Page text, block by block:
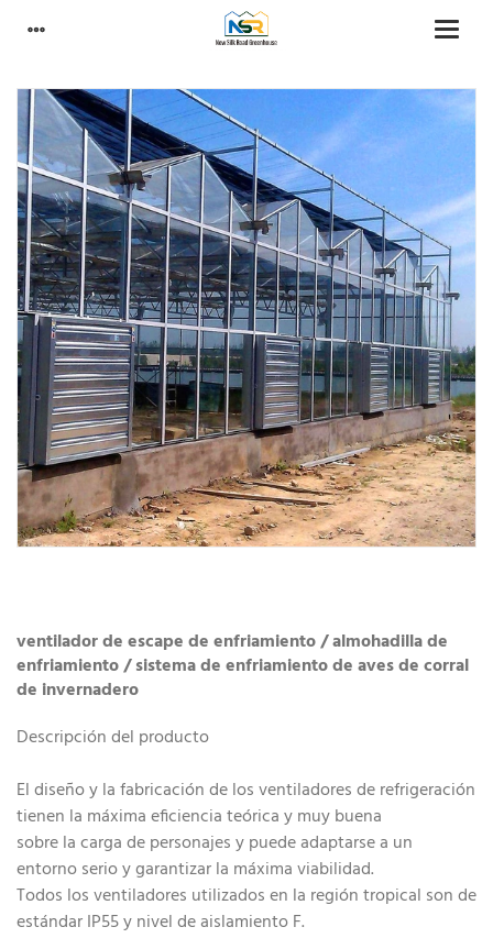
ventilador de escape de enfriamiento / almohadilla de
enfriamiento / sistema de enfriamiento de aves de corral
de invernadero
Descripción del producto
El diseño y la fabricación de los ventiladores de refrigeración
tienen la máxima eficiencia teórica y muy buena
sobre la carga de personajes y puede adaptarse a un
entorno serio y garantizar la máxima viabilidad.
Todos los ventiladores utilizados en la región tropical son de
estándar IP55 y nivel de aislamiento F.